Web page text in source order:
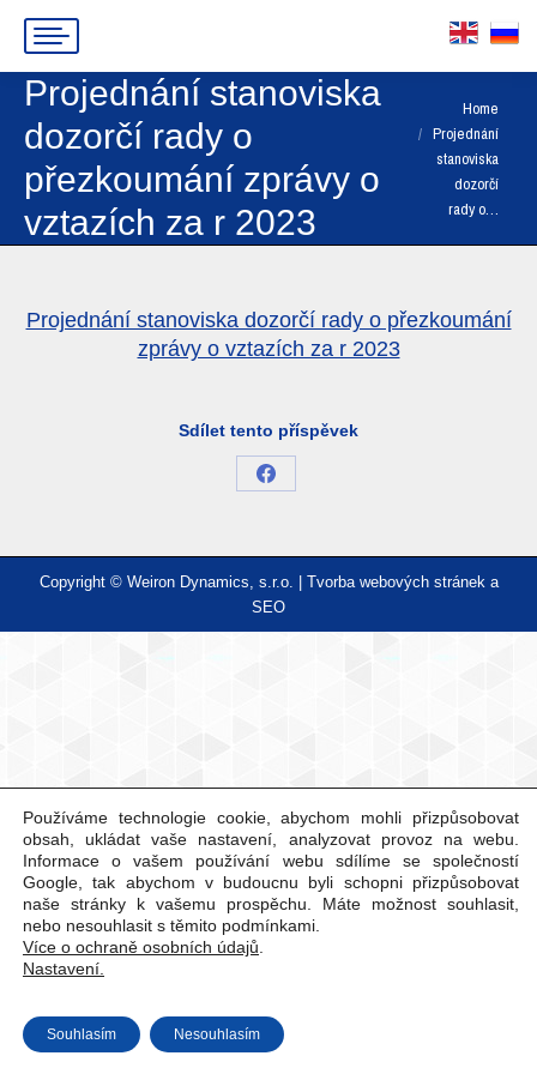
Projednání stanoviska
dozorčí rady o
přezkoumání zprávy o
vztazích za r 2023
You are here:
Home
Projednání
stanoviska
dozorčí
rady o…
Projednání stanoviska dozorčí rady o přezkoumání
zprávy o vztazích za r 2023
Sdílet tento příspěvek
Share
Facebook
Copyright © Weiron Dynamics, s.r.o. | Tvorba webových stráneka
SEO
Používáme technologie cookie, abychom mohli přizpůsobovat
obsah, ukládat vaše nastavení, analyzovat provoz na webu.
Informace o vašem používání webu sdílíme se společností
Google, tak abychom v budoucnu byli schopni přizpůsobovat
naše stránky k vašemu prospěchu. Máte možnost souhlasit,
nebo nesouhlasit s těmito podmínkami.
Více o ochraně osobních údajů
Nastavení.
Souhlasím Nesouhlasím